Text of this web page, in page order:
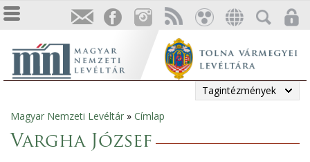
Tagintézmények
Jelenlegi
hely
Magyar Nemzeti Levéltár » Címlap
Vargha József